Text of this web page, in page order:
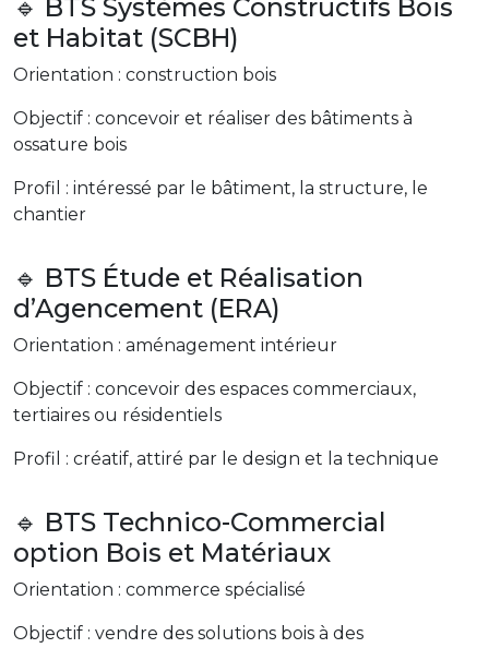
🔹 BTS Systèmes Constructifs Bois
et Habitat (SCBH)
Orientation : construction bois
Objectif : concevoir et réaliser des bâtiments à
ossature bois
Profil : intéressé par le bâtiment, la structure, le
chantier
🔹 BTS Étude et Réalisation
d’Agencement (ERA)
Orientation : aménagement intérieur
Objectif : concevoir des espaces commerciaux,
tertiaires ou résidentiels
Profil : créatif, attiré par le design et la technique
🔹 BTS Technico-Commercial
option Bois et Matériaux
Orientation : commerce spécialisé
Objectif : vendre des solutions bois à des